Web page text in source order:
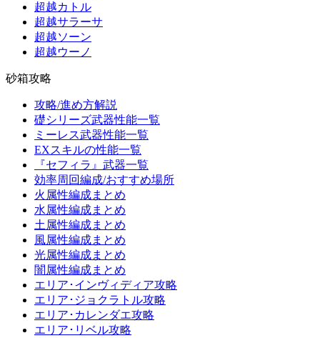
超越カトル
超越サラーサ
超越ソーン
超越ウーノ
砂箱攻略
攻略/進め方解説
礎シリーズ武器性能一覧
ミーレス武器性能一覧
EXスキルの性能一覧
『セフィラ』武器一覧
効率周回編成/おすすめ場所
火属性編成まとめ
水属性編成まとめ
土属性編成まとめ
風属性編成まとめ
光属性編成まとめ
闇属性編成まとめ
エリア･インヴィディア攻略
エリア･ジョクラトル攻略
エリア･カレンダエ攻略
エリア･リベル攻略